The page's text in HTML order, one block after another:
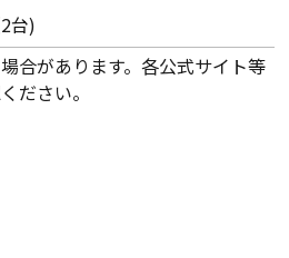
台)
合があります。各公式サイト等
ださい。